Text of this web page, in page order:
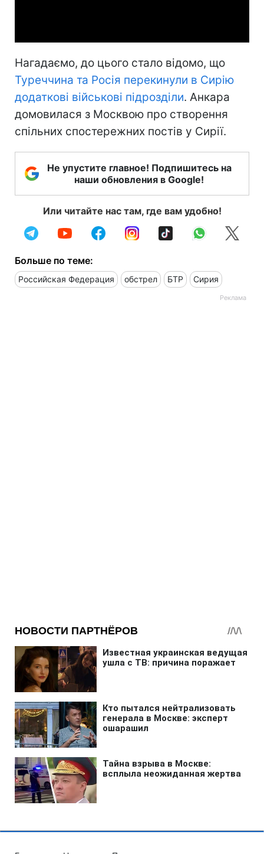
Нагадаємо, до цього стало відомо, що
Туреччина та Росія перекинули в Сирію
додаткові військові підрозділи. Анкара
домовилася з Москвою про створення
спільних спостережних постів у Сирії.
Не упустите главное! Подпишитесь на
наши обновления в Google!
Или читайте нас там, где вам удобно!
Больше по теме:
Российская Федерация обстрел БТР Сирия